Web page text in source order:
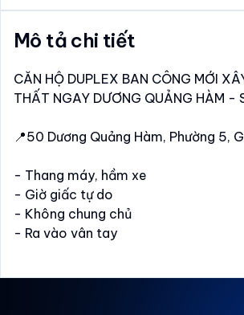
Mô tả chi tiết
CĂN HỘ DUPLEX BAN CÔNG MỚI
THẤT NGAY DƯƠNG QUẢNG HÀM -
📍50 Dương Quảng Hàm, Phường 5,
- Thang máy, hầm xe
- Giờ giấc tự do
- Không chung chủ
- Ra vào vân tay